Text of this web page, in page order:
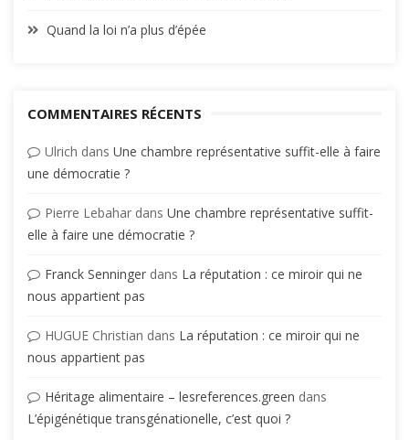
Quand la loi n’a plus d’épée
COMMENTAIRES RÉCENTS
Ulrich dans Une chambre représentative suffit-elle à faire
une démocratie ?
Pierre Lebahar dans Une chambre représentative suffit-
elle à faire une démocratie ?
Franck Senninger dans La réputation : ce miroir qui ne
nous appartient pas
HUGUE Christian dans La réputation : ce miroir qui ne
nous appartient pas
Héritage alimentaire – lesreferences.green dans
L’épigénétique transgénationelle, c’est quoi ?